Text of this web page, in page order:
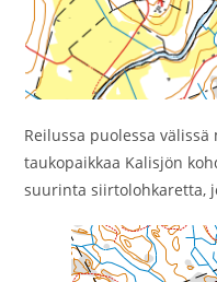
Reilussa puolessa
taukopaikkaa Kalisjön
suurinta siirtolohkaretta,